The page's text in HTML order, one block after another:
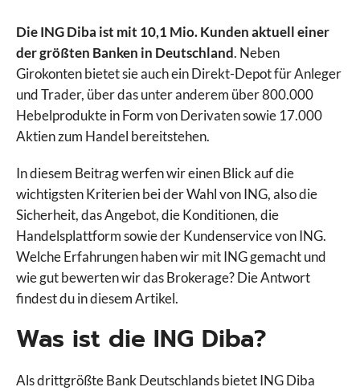
Die ING Diba ist mit 10,1 Mio. Kunden aktuell einer
der größten Banken in Deutschland. Neben
Girokonten bietet sie auch ein Direkt-Depot für Anleger
und Trader, über das unter anderem über 800.000
Hebelprodukte in Form von Derivaten sowie 17.000
Aktien zum Handel bereitstehen.
In diesem Beitrag werfen wir einen Blick auf die
wichtigsten Kriterien bei der Wahl von ING, also die
Sicherheit, das Angebot, die Konditionen, die
Handelsplattform sowie der Kundenservice von ING.
Welche Erfahrungen haben wir mit ING gemacht und
wie gut bewerten wir das Brokerage? Die Antwort
findest du in diesem Artikel.
Was ist die ING Diba?
Als drittgrößte Bank Deutschlands bietet ING Diba